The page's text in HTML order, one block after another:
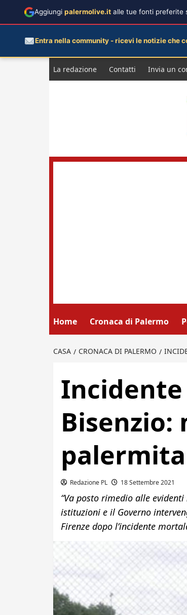
La redazione Contatti Invia un
Home Cronaca di Palermo
CASA CRONACA DI PALERMO
Incidente
Bisenzio:
Redazione PL 18 Settembre 2021
“Va posto rimedio alle
istituzioni e il Governo
Firenze dopo l’incidente
Aggiungi palermolive.it alle tue fonti preferite
Entra nella community - ricevi le notizie che